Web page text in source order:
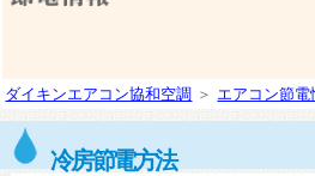
ダイキンエアコン協和空調 ＞ エアコン節電
冷房節電方法